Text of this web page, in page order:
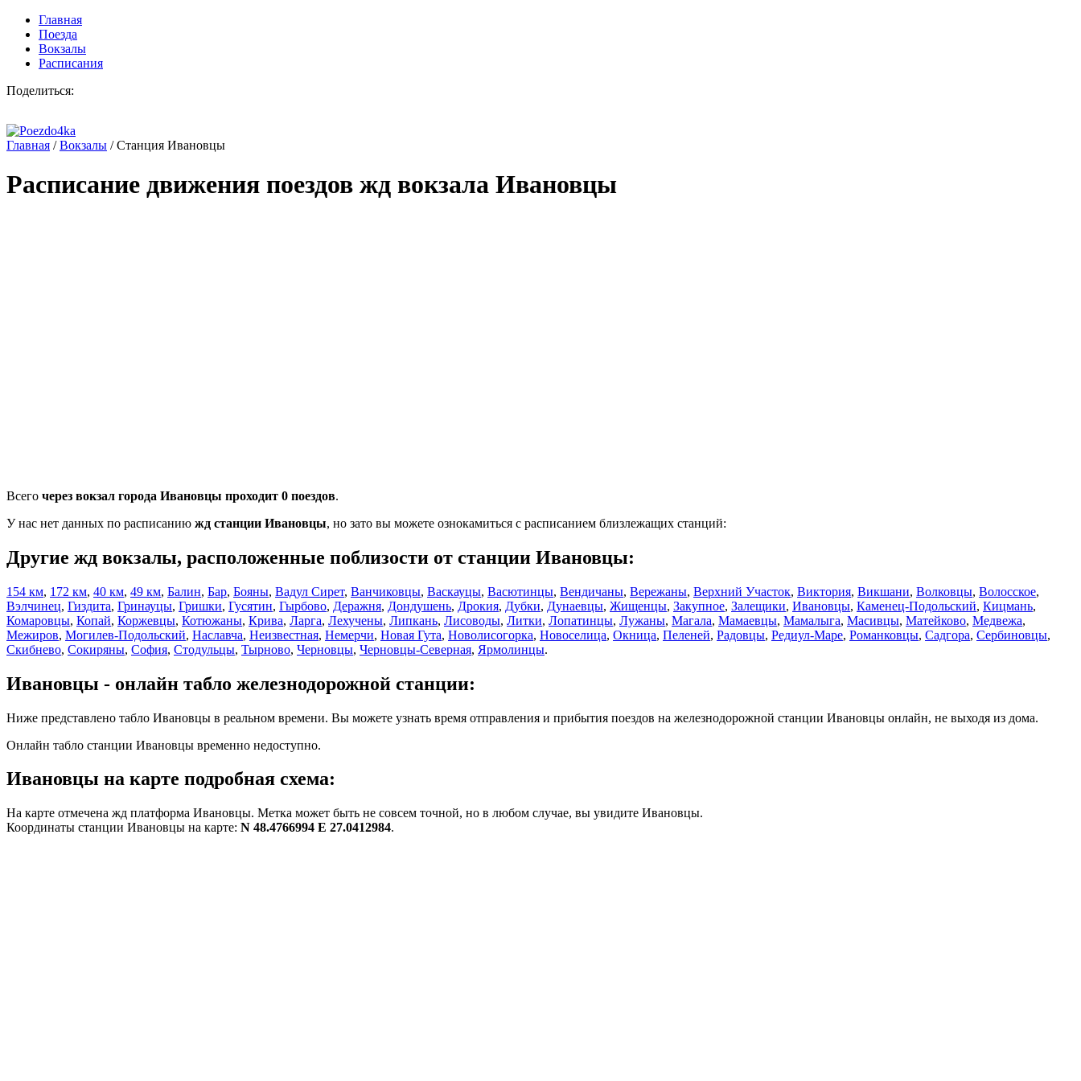
Главная
Поезда
Вокзалы
Расписания
Поделиться:
Главная /Вокзалы /Станция Ивановцы
Расписание движения поездов жд вокзала Ивановцы
Всего через вокзал города Ивановцы проходит 0 поездов.
У нас нет данных по расписанию жд станции Ивановцы, но зато вы можете ознокамиться с расписанием близлежащих станций:
Другие жд вокзалы, расположенные поблизости от станции Ивановцы:
154 км, 172 км, 40 км, 49 км, Балин, Бар, Бояны, Вадул Сирет, Ванчиковцы, Васкауцы, Васютинцы, Вендичаны, Вережаны, Верхний Участок, Виктория, Викшани, Волковцы, Волосское,
Вэлчинец, Гиздита, Гринауцы, Гришки, Гусятин, Гырбово, Деражня, Дондушень, Дрокия, Дубки, Дунаевцы, Жищенцы, Закупное, Залещики, Ивановцы, Каменец-Подольский, Кицмань,
Комаровцы, Копай, Коржевцы, Котюжаны, Крива, Ларга, Лехучены, Липкань, Лисоводы, Литки, Лопатинцы, Лужаны, Магала, Мамаевцы, Мамалыга, Масивцы, Матейково, Медвежа,
Межиров, Могилев-Подольский, Наславча, Неизвестная, Немерчи, Новая Гута, Новолисогорка, Новоселица, Окница, Пеленей, Радовцы, Редиул-Маре, Романковцы, Садгора, Сербиновцы,
Скибнево, Сокиряны, София, Стодульцы, Тырново, Черновцы, Черновцы-Северная, Ярмолинцы.
Ивановцы - онлайн табло железнодорожной станции:
Ниже представлено табло Ивановцы в реальном времени. Вы можете узнать время отправления и прибытия поездов на железнодорожной станции Ивановцы онлайн, не выходя из дома.
Онлайн табло станции Ивановцы временно недоступно.
Ивановцы на карте подробная схема:
На карте отмечена жд платформа Ивановцы. Метка может быть не совсем точной, но в любом случае, вы увидите Ивановцы.
Координаты станции Ивановцы на карте: N 48.4766994 E 27.0412984.